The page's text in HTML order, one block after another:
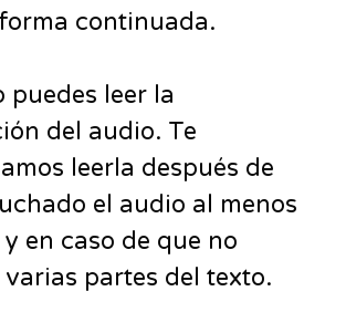
continuada.
puedes leer la
del audio. Te
leerla después de
el audio al menos
en caso de que no
partes del texto.